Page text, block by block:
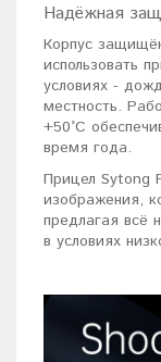
Надёжная
Корпус
использовать
условиях -
местность.
+50°C
время года.
Прицел Sytong
изображения,
предлагая всё
в условиях